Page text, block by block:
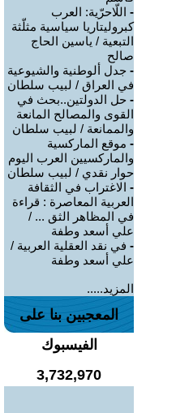
- اللّاحرّية: العرب
كبروليتاريا سياسية مثلّثة
التبعية / ياسين الحاج
صالح
- جدل ألوطنية والشيوعية
في العراق / لبيب سلطان
- حل الدولتين..بحث في
القوى والمصالح المانعة
والممانعة / لبيب سلطان
- موقع الماركسية
والماركسيين العرب اليوم
حوار نقدي / لبيب سلطان
- الاغتراب في الثقافة
العربية المعاصرة : قراءة
في المظاهر الثق ... /
علي أسعد وطفة
- في نقد العقلية العربية /
علي أسعد وطفة
المزيد.....
المعجبين بنا على
الفيسبوك
3,732,970